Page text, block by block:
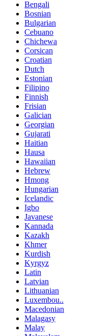
Bengali
Bosnian
Bulgarian
Cebuano
Chichewa
Corsican
Croatian
Dutch
Estonian
Filipino
Finnish
Frisian
Galician
Georgian
Gujarati
Haitian
Hausa
Hawaiian
Hebrew
Hmong
Hungarian
Icelandic
Igbo
Javanese
Kannada
Kazakh
Khmer
Kurdish
Kyrgyz
Latin
Latvian
Lithuanian
Luxembou..
Macedonian
Malagasy
Malay